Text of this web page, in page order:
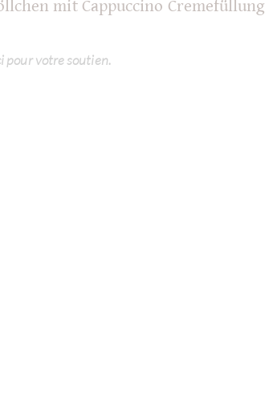
mit Cappuccino Cremefüllung
pour votre soutien.